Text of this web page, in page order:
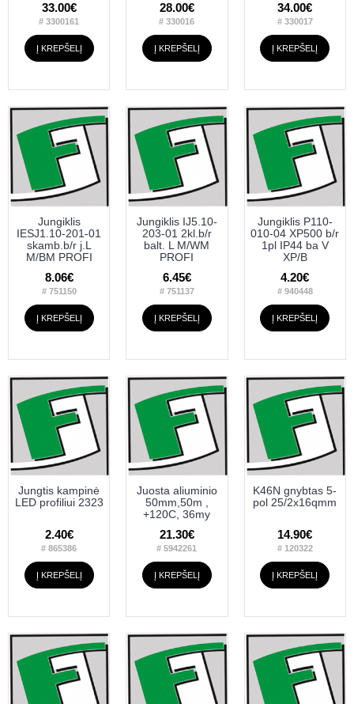
33.00€
# 3300161
Į KREPŠELĮ
28.00€
# 330016
Į KREPŠELĮ
34.00€
# 330017
Į KREPŠELĮ
Jungiklis
IESJ1.10-201-01
skamb.b/r j.L
M/BM PROFI
8.06€
# 751150
Į KREPŠELĮ
Jungiklis IJ5.10-
203-01 2kl.b/r
balt. L M/WM
PROFI
6.45€
# 751137
Į KREPŠELĮ
Jungiklis P110-
010-04 XP500 b/r
1pl IP44 ba V
XP/B
4.20€
# 940448
Į KREPŠELĮ
Jungtis kampinė
LED profiliui 2323
2.40€
# 865386
Į KREPŠELĮ
Juosta aliuminio
50mm,50m ,
+120C, 36my
21.30€
# 5942261
Į KREPŠELĮ
K46N gnybtas 5-
pol 25/2x16qmm
14.90€
# 120322
Į KREPŠELĮ